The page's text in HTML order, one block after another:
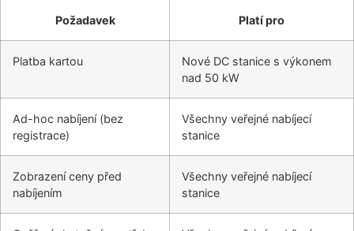
Požadavek Platí pro
Platba kartou
Nové DC stanice s výkonem
nad 50 kW
Ad-hoc nabíjení (bez
registrace)
Všechny veřejné nabíjecí
stanice
Zobrazení ceny před
nabíjením
Všechny veřejné nabíjecí
stanice